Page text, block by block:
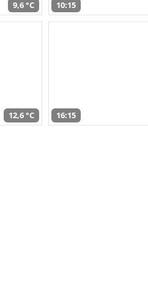
9,6 °C 10:15
12,6 °C 16:15